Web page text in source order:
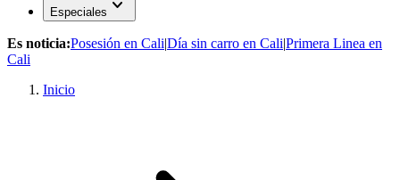
Especiales expand_more
Es noticia:Posesión en Cali|Día sin carro en Cali|Primera Linea en
Cali
Inicio